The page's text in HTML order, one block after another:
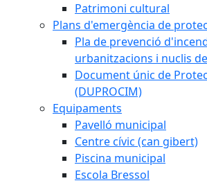
Patrimoni cultural
Plans d'emergència de
Pla de prevenció
urbanitzacions i nuclis
Document únic de
(DUPROCIM)
Equipaments
Pavelló municipal
Centre cívic (can gibert)
Piscina municipal
Escola Bressol